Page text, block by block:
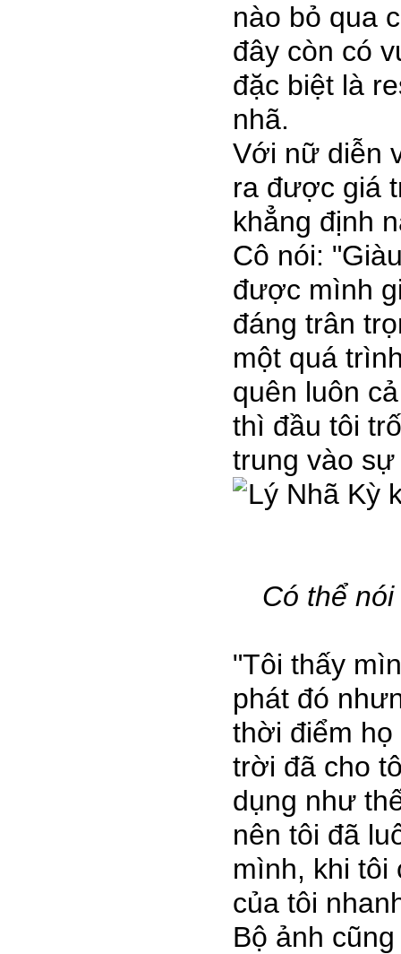
nào bỏ qua
đây còn có
đặc biệt là
nhã.
Với nữ diễn
ra được giá
khẳng định
Cô nói:
được mình
đáng trân
một quá
quên luôn
thì đầu tôi
trung vào
Có thể
"Tôi thấy
phát đó
thời điểm
trời đã cho
dụng như
nên tôi đã
mình, khi tôi
của tôi
Bộ ảnh